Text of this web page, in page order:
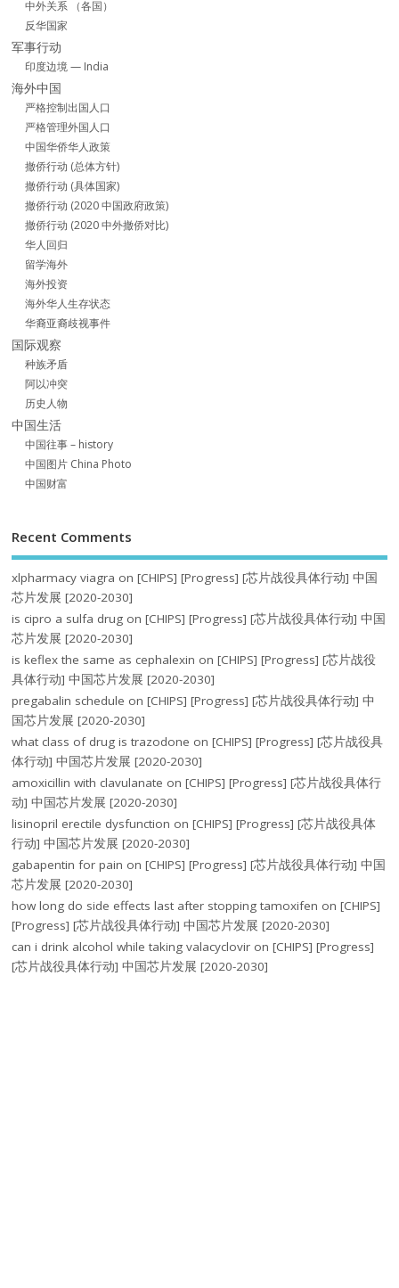
中外关系 （各国）
反华国家
军事行动
印度边境 — India
海外中国
严格控制出国人口
严格管理外国人口
中国华侨华人政策
撤侨行动 (总体方针)
撤侨行动 (具体国家)
撤侨行动 (2020 中国政府政策)
撤侨行动 (2020 中外撤侨对比)
华人回归
留学海外
海外投资
海外华人生存状态
华裔亚裔歧视事件
国际观察
种族矛盾
阿以冲突
历史人物
中国生活
中国往事 – history
中国图片 China Photo
中国财富
Recent Comments
xlpharmacy viagra on[CHIPS] [Progress] [芯片战役具体行动] 中国
芯片发展 [2020-2030]
is cipro a sulfa drug on[CHIPS] [Progress] [芯片战役具体行动] 中国
芯片发展 [2020-2030]
is keflex the same as cephalexin on[CHIPS] [Progress] [芯片战役
具体行动] 中国芯片发展 [2020-2030]
pregabalin schedule on[CHIPS] [Progress] [芯片战役具体行动] 中
国芯片发展 [2020-2030]
what class of drug is trazodone on[CHIPS] [Progress] [芯片战役具
体行动] 中国芯片发展 [2020-2030]
amoxicillin with clavulanate on[CHIPS] [Progress] [芯片战役具体行
动] 中国芯片发展 [2020-2030]
lisinopril erectile dysfunction on[CHIPS] [Progress] [芯片战役具体
行动] 中国芯片发展 [2020-2030]
gabapentin for pain on[CHIPS] [Progress] [芯片战役具体行动] 中国
芯片发展 [2020-2030]
how long do side effects last after stopping tamoxifen on[CHIPS]
[Progress] [芯片战役具体行动] 中国芯片发展 [2020-2030]
can i drink alcohol while taking valacyclovir on[CHIPS] [Progress]
[芯片战役具体行动] 中国芯片发展 [2020-2030]